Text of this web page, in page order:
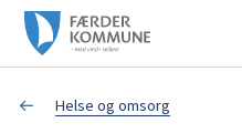
F
æ
Du
Helse og omsorg